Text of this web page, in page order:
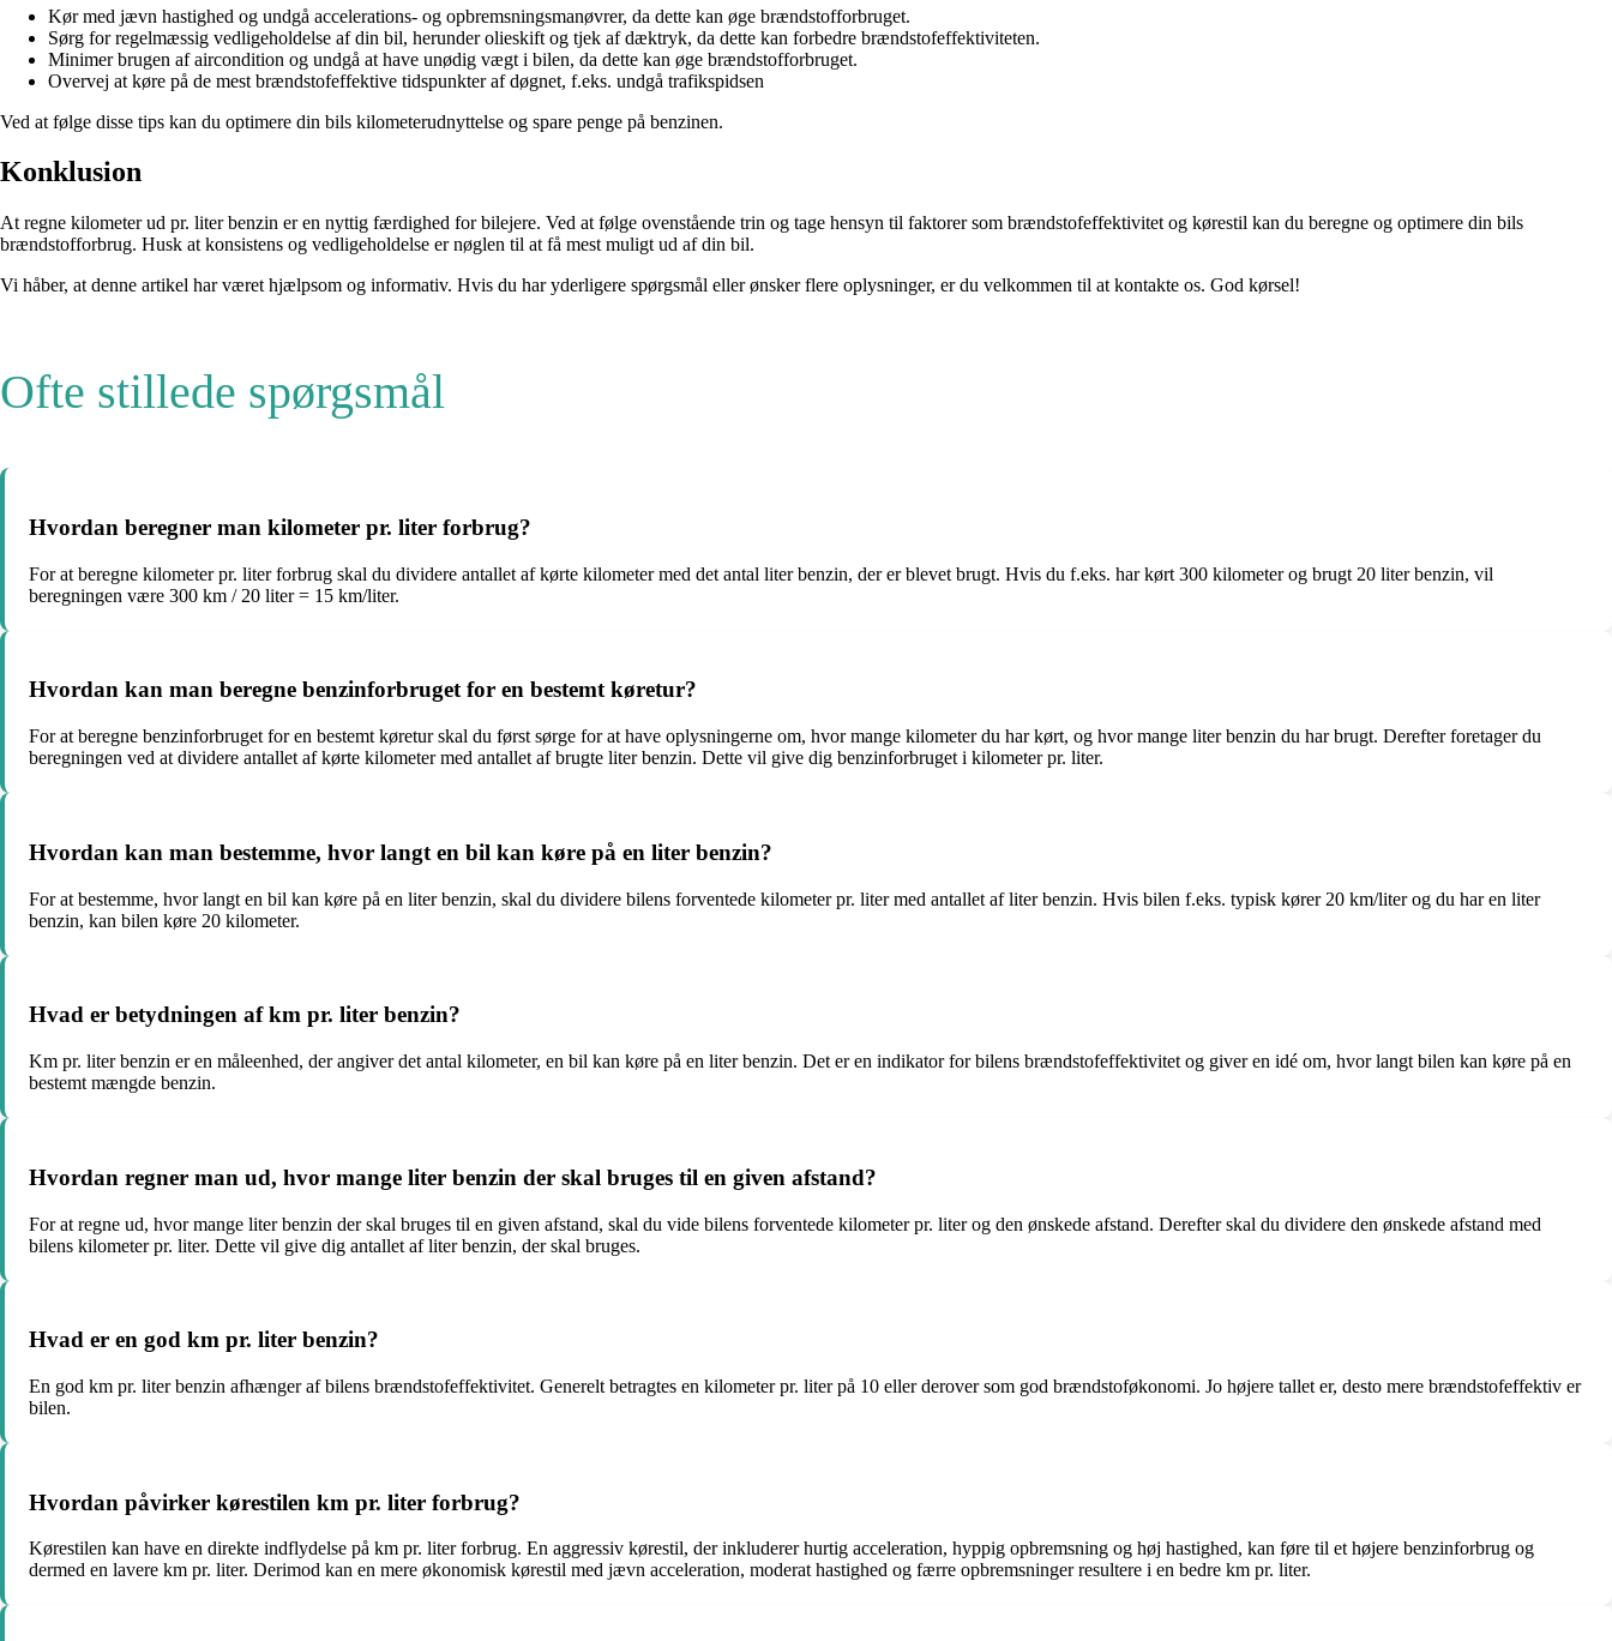
Kør med jævn hastighed og undgå accelerations- og opbremsningsmanøvrer, da dette kan øge brændstofforbruget.
Sørg for regelmæssig vedligeholdelse af din bil, herunder olieskift og tjek af dæktryk, da dette kan forbedre brændstofeffektiviteten.
Minimer brugen af aircondition og undgå at have unødig vægt i bilen, da dette kan øge brændstofforbruget.
Overvej at køre på de mest brændstofeffektive tidspunkter af døgnet, f.eks. undgå trafikspidsen
Ved at følge disse tips kan du optimere din bils kilometerudnyttelse og spare penge på benzinen.
Konklusion
At regne kilometer ud pr. liter benzin er en nyttig færdighed for bilejere. Ved at følge ovenstående trin og tage hensyn til faktorer som brændstofeffektivitet og kørestil kan du beregne og optimere din bils
brændstofforbrug. Husk at konsistens og vedligeholdelse er nøglen til at få mest muligt ud af din bil.
Vi håber, at denne artikel har været hjælpsom og informativ. Hvis du har yderligere spørgsmål eller ønsker flere oplysninger, er du velkommen til at kontakte os. God kørsel!
Ofte stillede spørgsmål
Hvordan beregner man kilometer pr. liter forbrug?
For at beregne kilometer pr. liter forbrug skal du dividere antallet af kørte kilometer med det antal liter benzin, der er blevet brugt. Hvis du f.eks. har kørt 300 kilometer og brugt 20 liter benzin, vil
beregningen være 300 km / 20 liter = 15 km/liter.
Hvordan kan man beregne benzinforbruget for en bestemt køretur?
For at beregne benzinforbruget for en bestemt køretur skal du først sørge for at have oplysningerne om, hvor mange kilometer du har kørt, og hvor mange liter benzin du har brugt. Derefter foretager du
beregningen ved at dividere antallet af kørte kilometer med antallet af brugte liter benzin. Dette vil give dig benzinforbruget i kilometer pr. liter.
Hvordan kan man bestemme, hvor langt en bil kan køre på en liter benzin?
For at bestemme, hvor langt en bil kan køre på en liter benzin, skal du dividere bilens forventede kilometer pr. liter med antallet af liter benzin. Hvis bilen f.eks. typisk kører 20 km/liter og du har en liter
benzin, kan bilen køre 20 kilometer.
Hvad er betydningen af km pr. liter benzin?
Km pr. liter benzin er en måleenhed, der angiver det antal kilometer, en bil kan køre på en liter benzin. Det er en indikator for bilens brændstofeffektivitet og giver en idé om, hvor langt bilen kan køre på en
bestemt mængde benzin.
Hvordan regner man ud, hvor mange liter benzin der skal bruges til en given afstand?
For at regne ud, hvor mange liter benzin der skal bruges til en given afstand, skal du vide bilens forventede kilometer pr. liter og den ønskede afstand. Derefter skal du dividere den ønskede afstand med
bilens kilometer pr. liter. Dette vil give dig antallet af liter benzin, der skal bruges.
Hvad er en god km pr. liter benzin?
En god km pr. liter benzin afhænger af bilens brændstofeffektivitet. Generelt betragtes en kilometer pr. liter på 10 eller derover som god brændstoføkonomi. Jo højere tallet er, desto mere brændstofeffektiv er
bilen.
Hvordan påvirker kørestilen km pr. liter forbrug?
Kørestilen kan have en direkte indflydelse på km pr. liter forbrug. En aggressiv kørestil, der inkluderer hurtig acceleration, hyppig opbremsning og høj hastighed, kan føre til et højere benzinforbrug og
dermed en lavere km pr. liter. Derimod kan en mere økonomisk kørestil med jævn acceleration, moderat hastighed og færre opbremsninger resultere i en bedre km pr. liter.